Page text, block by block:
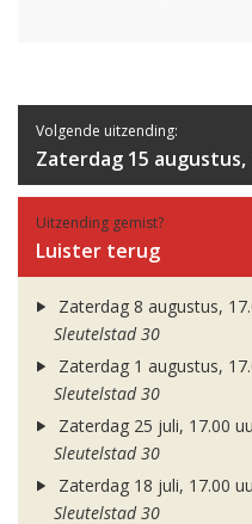
Volgende uitzending:
Zaterdag 15 augustus,
Uitzending gemist?
Luister terug
Zaterdag 8 augustus,
Sleutelstad 30
Zaterdag 1 augustus,
Sleutelstad 30
Zaterdag 25 juli, 17.00
Sleutelstad 30
Zaterdag 18 juli, 17.00
Sleutelstad 30